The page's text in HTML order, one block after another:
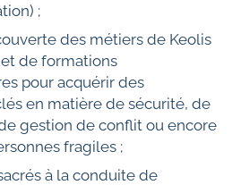
;
des métiers de Keolis
de formations
pour acquérir des
en matière de sécurité, de
gestion de conflit ou encore
fragiles ;
à la conduite de